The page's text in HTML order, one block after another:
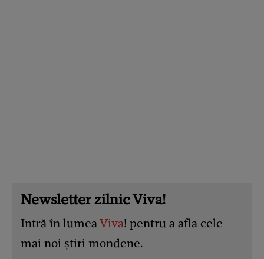
Newsletter zilnic Viva!
Intră în lumeaViva! pentru a afla cele
mai noi știri mondene.